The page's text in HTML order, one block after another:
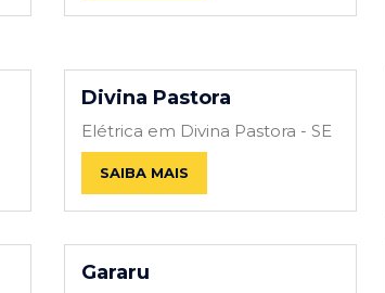
Divina Pastora
Elétrica em Divina Pastora - SE
SAIBA MAIS
Gararu